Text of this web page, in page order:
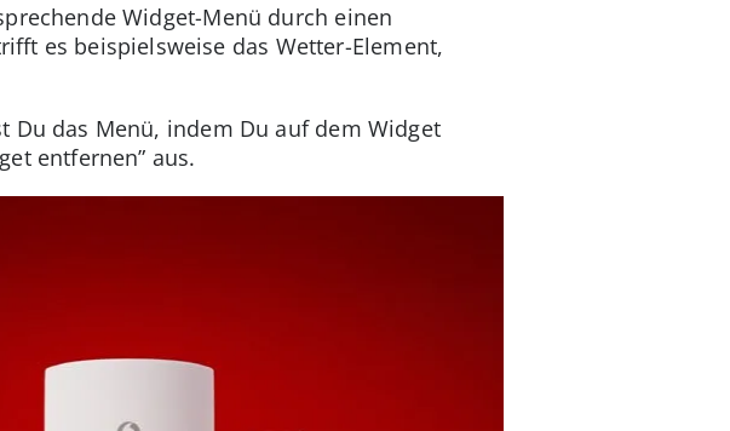
Widget-Menü durch einen
es beispielsweise das Wetter-Element,
Du das Menü, indem Du auf dem Widget
entfernen” aus.